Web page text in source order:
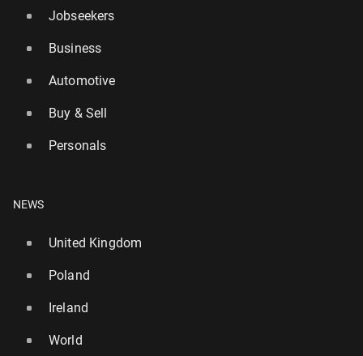
Jobseekers
Business
Automotive
Buy & Sell
Personals
NEWS
United Kingdom
Poland
Ireland
World